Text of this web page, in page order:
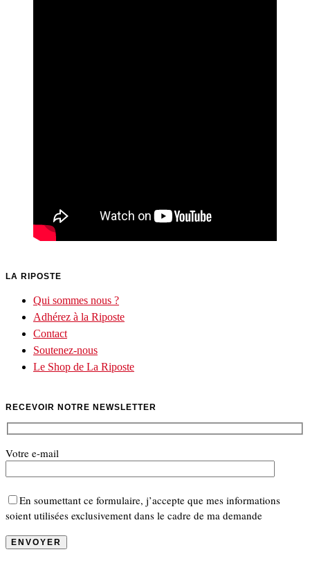
LA RIPOSTE
Qui sommes nous ?
Adhérez à la Riposte
Contact
Soutenez-nous
Le Shop de La Riposte
RECEVOIR NOTRE NEWSLETTER
Votre e-mail
En soumettant ce formulaire, j’accepte que mes informations
soient utilisées exclusivement dans le cadre de ma demande